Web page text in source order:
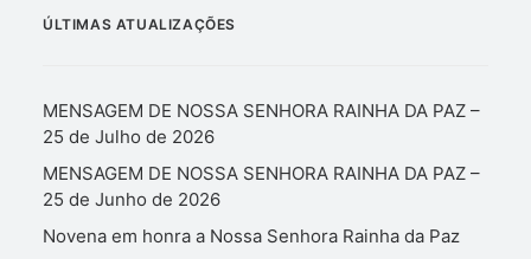
ÚLTIMAS ATUALIZAÇÕES
MENSAGEM DE NOSSA SENHORA RAINHA DA PAZ –
25 de Julho de 2026
MENSAGEM DE NOSSA SENHORA RAINHA DA PAZ –
25 de Junho de 2026
Novena em honra a Nossa Senhora Rainha da Paz